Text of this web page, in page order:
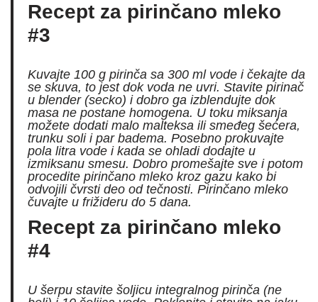
Recept za pirinčano mleko
#3
Kuvajte 100 g pirinča sa 300 ml vode i čekajte da
se skuva, to jest dok voda ne uvri. Stavite pirinač
u blender (secko) i dobro ga izblendujte dok
masa ne postane homogena. U toku miksanja
možete dodati malo malteksa ili smeđeg šećera,
trunku soli i par badema. Posebno prokuvajte
pola litra vode i kada se ohladi dodajte u
izmiksanu smesu. Dobro promešajte sve i potom
procedite pirinčano mleko kroz gazu kako bi
odvojili čvrsti deo od tečnosti. Pirinčano mleko
čuvajte u frižideru do 5 dana.
Recept za pirinčano mleko
#4
U šerpu stavite šoljicu integralnog pirinča (ne